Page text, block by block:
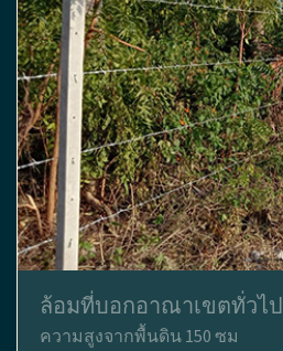
ล้อมที่บอกอาณาเขตทั่วไป
ความสูงจากพื้นดิน 150 ซม